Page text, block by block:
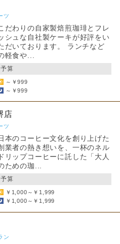
ツ
だわりの自家製焙煎珈琲とフレ
シュな自社製ケーキが好評をい
だいております。 ランチなど
軽食や...
予算
～￥999
～￥999
店
ツ
本のコーヒー文化を創り上げた
業者の熱き想いを、一杯のネル
ドリップコーヒーに託した「大人
ための珈...
予算
￥1,000～￥1,999
￥1,000～￥1,999
ン